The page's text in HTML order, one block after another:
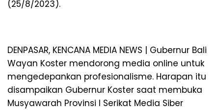
(25/8/2023).
DENPASAR, KENCANA MEDIA NEWS | Gubernur Bali
Wayan Koster mendorong media online untuk
mengedepankan profesionalisme. Harapan itu
disampaikan Gubernur Koster saat membuka
Musyawarah Provinsi I Serikat Media Siber